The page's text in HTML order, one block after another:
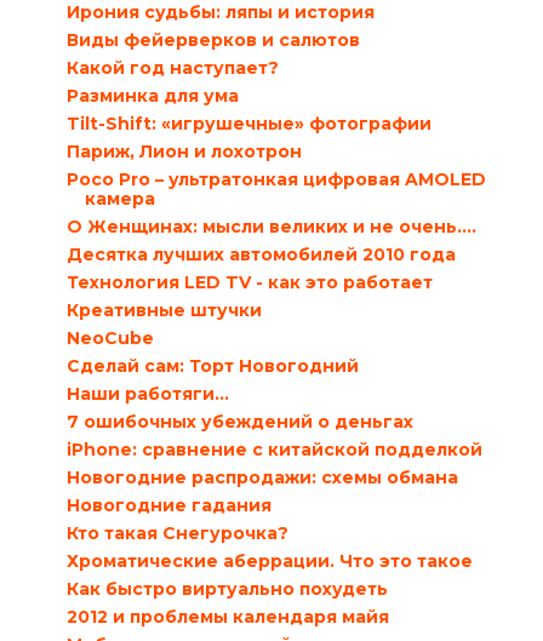
Ирония судьбы: ляпы и история
Виды фейерверков и салютов
Какой год наступает?
Разминка для ума
Tilt-Shift: «игрушечные» фотографии
Париж, Лион и лохотрон
Poco Pro – ультратонкая цифровая AMOLED
камера
О Женщинах: мысли великих и не очень….
Десятка лучших автомобилей 2010 года
Технология LED TV - как это работает
Креативные штучки
NeoCube
Сделай сам: Торт Новогодний
Наши работяги…
7 ошибочных убеждений о деньгах
iPhone: сравнение с китайской подделкой
Новогодние распродажи: схемы обмана
Новогодние гадания
Кто такая Снегурочка?
Хроматические аберрации. Что это такое
Как быстро виртуально похудеть
2012 и проблемы календаря майя